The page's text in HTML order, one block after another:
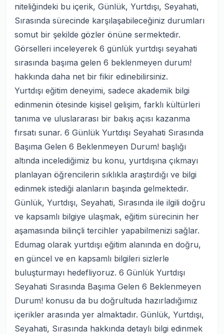
niteliğindeki bu içerik, Günlük, Yurtdışı, Seyahati,
Sırasında sürecinde karşılaşabileceğiniz durumları
somut bir şekilde gözler önüne sermektedir.
Görselleri inceleyerek 6 günlük yurtdışı seyahati
sırasında başıma gelen 6 beklenmeyen durum!
hakkında daha net bir fikir edinebilirsiniz.
Yurtdışı eğitim deneyimi, sadece akademik bilgi
edinmenin ötesinde kişisel gelişim, farklı kültürleri
tanıma ve uluslararası bir bakış açısı kazanma
fırsatı sunar. 6 Günlük Yurtdışı Seyahati Sırasında
Başıma Gelen 6 Beklenmeyen Durum! başlığı
altında incelediğimiz bu konu, yurtdışına çıkmayı
planlayan öğrencilerin sıklıkla araştırdığı ve bilgi
edinmek istediği alanların başında gelmektedir.
Günlük, Yurtdışı, Seyahati, Sırasında ile ilgili doğru
ve kapsamlı bilgiye ulaşmak, eğitim sürecinin her
aşamasında bilinçli tercihler yapabilmenizi sağlar.
Edumag olarak yurtdışı eğitim alanında en doğru,
en güncel ve en kapsamlı bilgileri sizlerle
buluşturmayı hedefliyoruz. 6 Günlük Yurtdışı
Seyahati Sırasında Başıma Gelen 6 Beklenmeyen
Durum! konusu da bu doğrultuda hazırladığımız
içerikler arasında yer almaktadır. Günlük, Yurtdışı,
Seyahati, Sırasında hakkında detaylı bilgi edinmek